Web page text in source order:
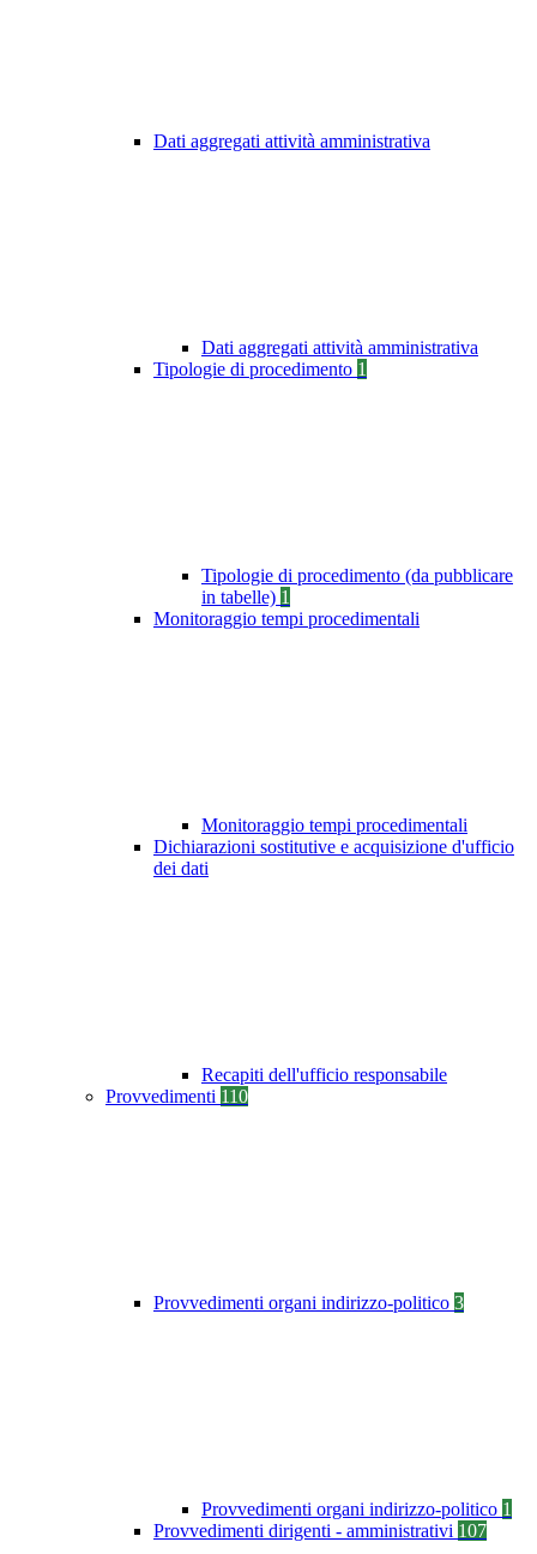
Dati aggregati attività amministrativa
Dati aggregati attività amministrativa
Tipologie di procedimento 1
Tipologie di procedimento (da pubblicare
in tabelle) 1
Monitoraggio tempi procedimentali
Monitoraggio tempi procedimentali
Dichiarazioni sostitutive e acquisizione d'ufficio
dei dati
Recapiti dell'ufficio responsabile
Provvedimenti 110
Provvedimenti organi indirizzo-politico 3
Provvedimenti organi indirizzo-politico 1
Provvedimenti dirigenti - amministrativi 107